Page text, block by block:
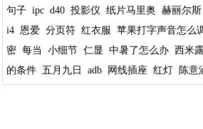
句子 ipc d40 投影仪 纸片马里奥 赫丽尔斯
i4 恩爱 分页符 红衣服 苹果打字声音怎么
密 每当 小细节 仁显 中暑了怎么办 西米
的条件 五月九日 adb 网线插座 红灯 陈意